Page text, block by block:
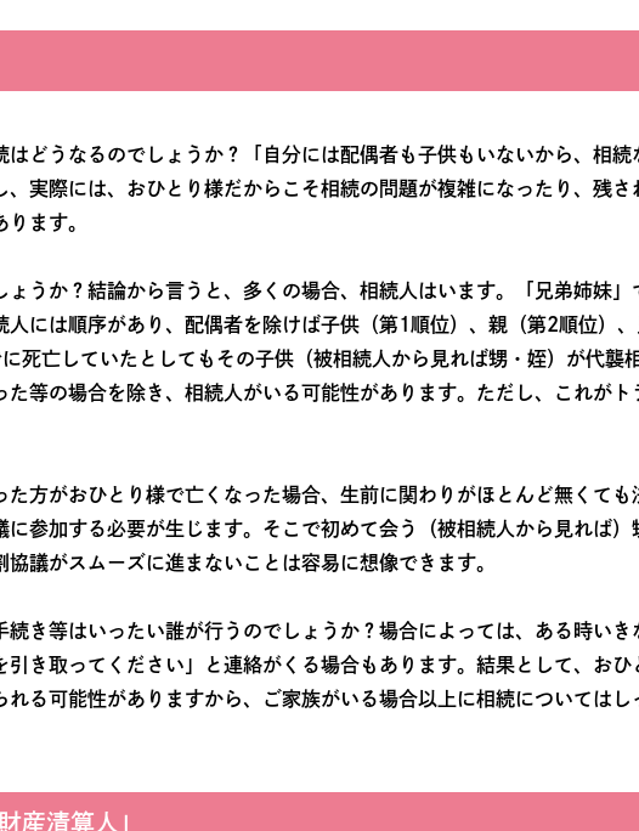
どうなるのでしょうか？「自分には配偶者も子供もいないから、相続
実際には、おひとり様だからこそ相続の問題が複雑になったり、残さ
ます。
うか？結論から言うと、多くの場合、相続人はいます。「兄弟姉妹」
には順序があり、配偶者を除けば子供（第1順位）、親（第2順位）、
死亡していたとしてもその子供（被相続人から見れば甥・姪）が代襲
等の場合を除き、相続人がいる可能性があります。ただし、これがト
方がおひとり様で亡くなった場合、生前に関わりがほとんど無くても
参加する必要が生じます。そこで初めて会う（被相続人から見れば）
議がスムーズに進まないことは容易に想像できます。
き等はいったい誰が行うのでしょうか？場合によっては、ある時いき
き取ってください」と連絡がくる場合もあります。結果として、おひ
る可能性がありますから、ご家族がいる場合以上に相続についてはし
産清算人」